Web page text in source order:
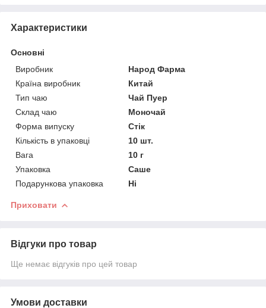
Характеристики
Основні
Виробник
Народ Фарма
Країна виробник
Китай
Тип чаю
Чай Пуер
Склад чаю
Моночай
Форма випуску
Стік
Кількість в упаковці
10 шт.
Вага
10 г
Упаковка
Саше
Подарункова упаковка
Ні
Приховати
Відгуки про товар
Ще немає відгуків про цей товар
Умови доставки